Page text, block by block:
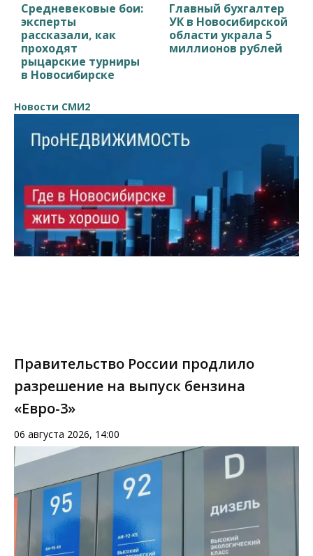
Средневековые бои:
эксперты
рассказали, как
проходят
рыцарские турниры
в Новосибирске
Главный бухгалтер
УК в Новосибирской
области украла 5
миллионов рублей
Новости СМИ2
Правительство России продлило
разрешение на выпуск бензина
«Евро-3»
06 августа 2026, 14:00